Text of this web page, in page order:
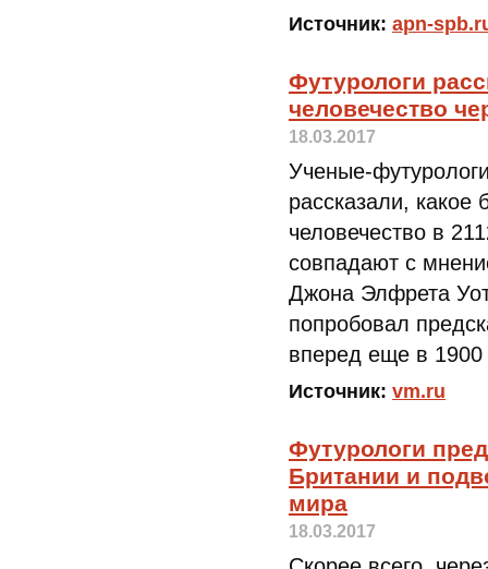
Источник: apn-
Футурологи
человечество
18.03.2017
Ученые-
рассказали,
человечество в
совпадают с
Джона Элфрета
попробовал
вперед еще в 1900
Источник: vm.ru
Футурологи
Британии и
мира
18.03.2017